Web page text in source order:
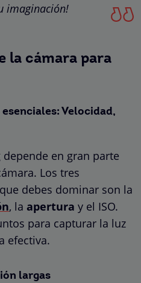
imaginación!
la cámara para
Velocidad,
en gran parte
Los tres
debes dominar son la
, la apertura y el ISO.
para capturar la luz
efectiva.
largas